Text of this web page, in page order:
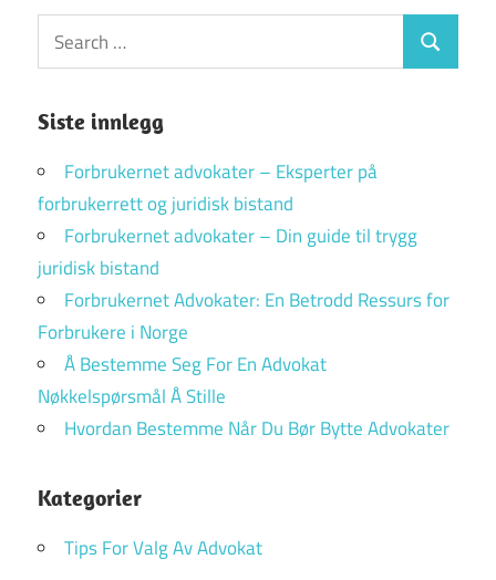
Search
for:
Search
Siste innlegg
Forbrukernet advokater – Eksperter på
forbrukerrett og juridisk bistand
Forbrukernet advokater – Din guide til trygg
juridisk bistand
Forbrukernet Advokater: En Betrodd Ressurs for
Forbrukere i Norge
Å Bestemme Seg For En Advokat
Nøkkelspørsmål Å Stille
Hvordan Bestemme Når Du Bør Bytte Advokater
Kategorier
Tips For Valg Av Advokat